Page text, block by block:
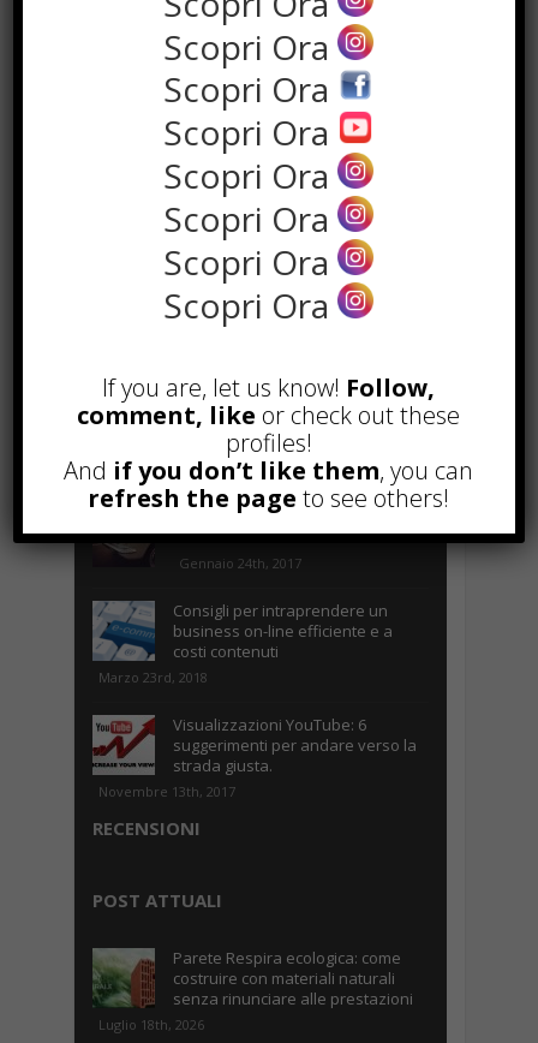
POPOLARI
Alcuni trucchi per avere un blog di
Novembre 22nd, 2016
Comprare visite YouTube: i 5
vantaggi TOP!
Novembre 2nd, 2017
Parcheggiare low-cost a Torino
Caselle
Gennaio 24th, 2017
Consigli per intraprendere un
business on-line efficiente e a
costi contenuti
Marzo 23rd, 2018
Visualizzazioni YouTube: 6
suggerimenti per andare verso la
strada giusta.
Novembre 13th, 2017
RECENSIONI
POST ATTUALI
Parete Respira ecologica: come
costruire con materiali naturali
senza rinunciare alle prestazioni
Luglio 18th, 2026
Scopri Ora
Scopri Ora
Scopri Ora
Scopri Ora
Scopri Ora
Scopri Ora
Scopri Ora
If you are, let us know! Follow,
comment, like or check out these
profiles!
And if you don’t like them, you can
refresh the page to see others!